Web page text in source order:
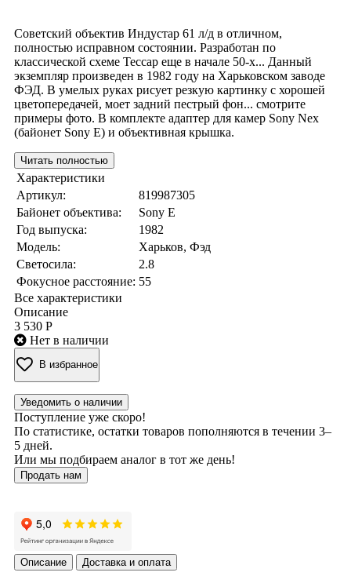
Советский объектив Индустар 61 л/д в отличном,
полностью исправном состоянии. Разработан по
классической схеме Тессар еще в начале 50-х... Данный
экземпляр произведен в 1982 году на Харьковском заводе
ФЭД. В умелых руках рисует резкую картинку с хорошей
цветопередачей, моет задний пестрый фон... смотрите
примеры фото. В комплекте адаптер для камер Sony Nex
(байонет Sony E) и объективная крышка.
Читать полностью
Характеристики
Артикул:
819987305
Байонет объектива:
Sony E
Год выпуска:
1982
Модель:
Харьков, Фэд
Светосила:
2.8
Фокусное расстояние: 55
Все характеристики
Описание
3 530 Р
Нет в наличии
В избранное
Уведомить о наличии
Поступление уже скоро!
По статистике, остатки товаров пополняются в течении 3–
5 дней.
Или мы подбираем аналог в тот же день!
Продать нам
Описание Доставка и оплата